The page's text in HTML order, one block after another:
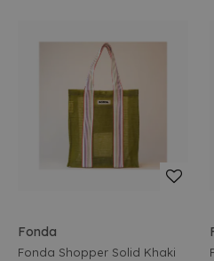
Fonda
Fonda Shopper Solid Khaki